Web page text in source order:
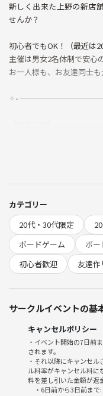
新しく出来た上野の新店
せんか？
初心者でもOK！（最近は
主催は男女2名体制で安心
お一人様も、お友達同士も
✧• ───────────
【場所】
ボードゲームカフェcanvas
〒110-0005 東京都台東区
【参加費】
2,000円（ソフトドリンク
【持ち物】
✧• ───────────
【当日の流れ】
🔸① 同卓で簡単な自己紹
カテゴリー
20代・30代限定
ボードゲーム
ボー
初心者歓迎
友達作
サークルイベントの基
キャンセルポリシー
・イベント開始の7日前
されます。
・それ以降にキャンセ
ル料率がキャンセル料に
料を差し引いた金額が返
・6日前から3日前まで: